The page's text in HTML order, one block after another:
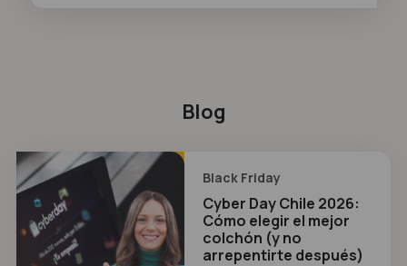
Blog
NUEVO ARTÍCULO
Black Friday
Cyber Day Chile 2026:
Cómo elegir el mejor
colchón (y no
arrepentirte después)